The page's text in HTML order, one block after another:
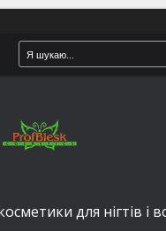
для нігтів і